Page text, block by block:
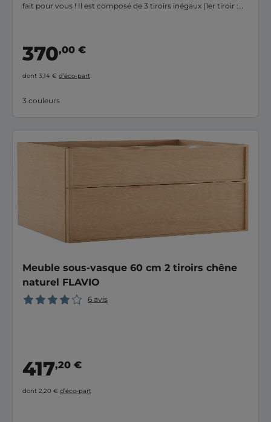
fait pour vous ! Il est composé de 3 tiroirs inégaux (1er tiroir :
reposant (sur pieds) vous offrant sécurité et confiance
optimale. 3 coloris tendances vous sont proposés avec
mat, gris bleuté & gris argile.
370,00 €
dont 3,14 € d’éco-part
3 couleurs
Meuble sous-vasque 60 cm 2 tiroirs chêne
naturel FLAVIO
6 avis
417,20 €
dont 2,20 € d’éco-part